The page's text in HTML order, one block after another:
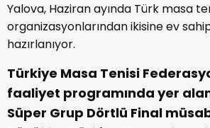
Yalova, Haziran ayında Türk masa
organizasyonlarından ikisine ev
hazırlanıyor.
Türkiye Masa Tenisi
faaliyet programında yer
Süper Grup Dörtlü Final